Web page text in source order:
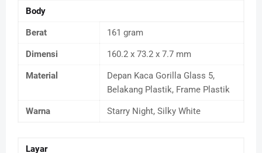
Body
Berat 161 gram
Dimensi 160.2 x 73.2 x 7.7 mm
Material
Depan Kaca Gorilla Glass 5,
Belakang Plastik, Frame Plastik
Warna Starry Night, Silky White
Layar